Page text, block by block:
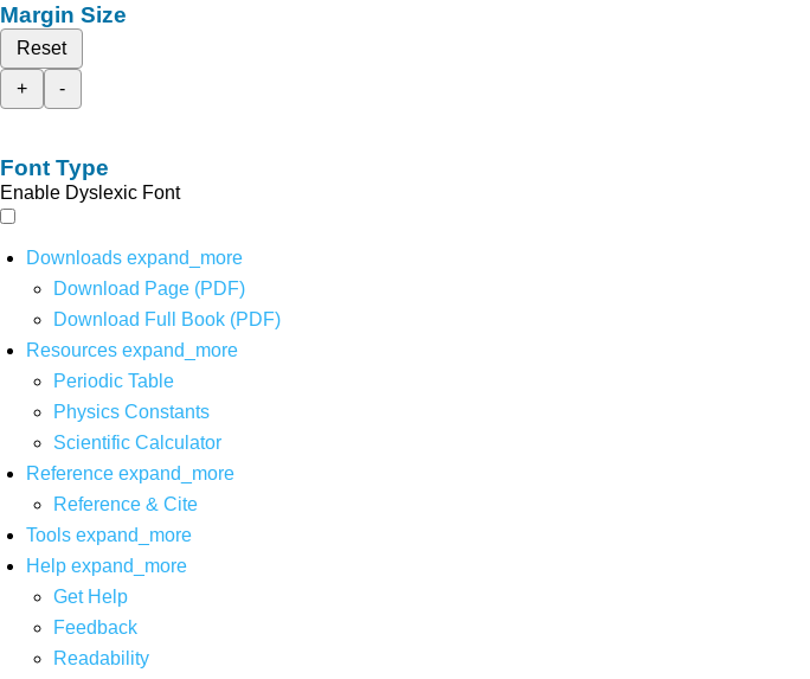
Margin Size
Reset
+
-
Font Type
Enable Dyslexic Font
Downloads expand_more
Download Page (PDF)
Download Full Book (PDF)
Resources expand_more
Periodic Table
Physics Constants
Scientific Calculator
Reference expand_more
Reference & Cite
Tools expand_more
Help expand_more
Get Help
Feedback
Readability